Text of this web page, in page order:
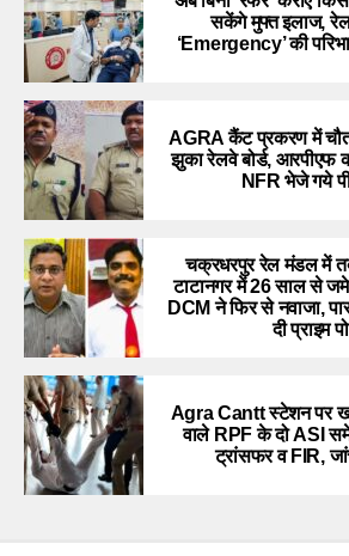
सकेंगे मुफ्त इलाज,
‘Emergency’ की
AGRA कैंट प्रकरण में
झुका रेलवे बोर्ड, आरपीएफ
NFR भेजे गये
चक्रधरपुर रेल मंडल में
टाटानगर में 26 साल से
DCM ने फिर से नवाजा,
दी प्राइम
Agra Cantt स्टेशन पर
वाले RPF के दो ASI
ट्रांसफर व FIR,